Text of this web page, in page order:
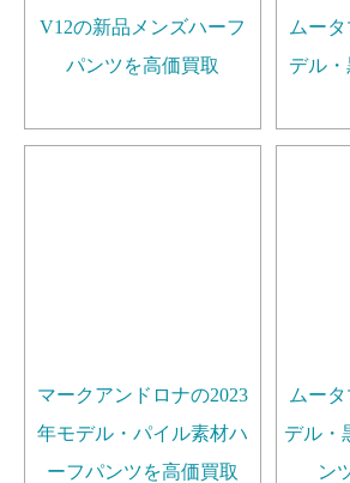
V12の新品メンズハーフ
パンツを高価買取
ムー
デル
マークアンドロナの2023
年モデル・パイル素材ハ
ーフパンツを高価買取
ムー
デル・
ン